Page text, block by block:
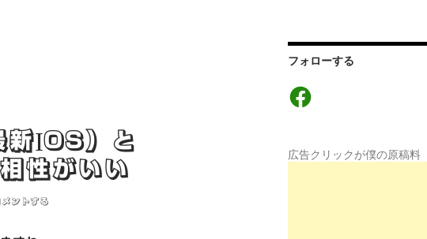
IOS）と
性がいい
メントする
フォローする
Facebook
広告クリックが僕の原稿料